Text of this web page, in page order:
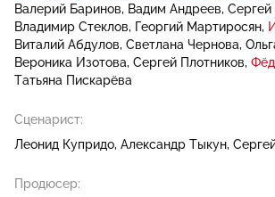
Валерий Баринов
Вадим Андреев
Владимир Стеклов
Георгий Мартиросян
Виталий Абдулов Светлана Чернова
Вероника Изотова Сергей Плотников
Татьяна Пискарёва
Сценарист:
Леонид Купридо Александр Тыкун
Продюсер: